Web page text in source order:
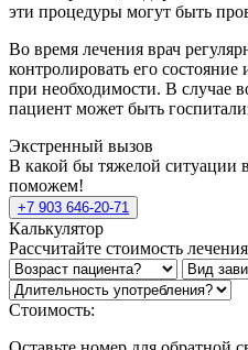
эти процедуры могут быть
Во время лечения врач
контролировать его
при необходимости. В случае
пациент может быть
Экстренный вызов
В какой бы тяжелой ситуации
поможем!
+7 903 646-20-71
Калькулятор
Рассчитайте стоимость лечения
Стоимость: